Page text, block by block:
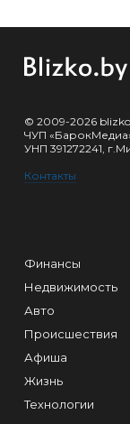
© 2009-2026
ЧУП
УНП 391272241,
Контакты
Финансы
Недвижимость
Авто
Происшествия
Афиша
Жизнь
Технологии